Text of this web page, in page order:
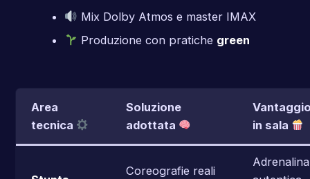
Mix Dolby Atmos e master IMAX
Produzione con pratiche green
Area
tecnica
Soluzione
adottata
in sala
Coreografie reali
Adrenalina